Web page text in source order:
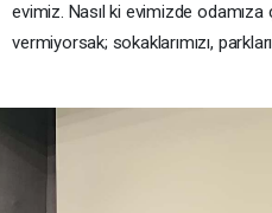
evimiz. Nasıl ki evimizde odamıza
vermiyorsak; sokaklarımızı,